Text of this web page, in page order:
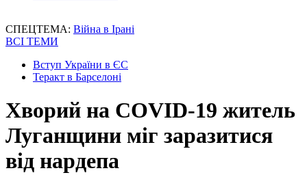
СПЕЦТЕМА: Війна в Ірані
ВСІ ТЕМИ
Вступ України в ЄС
Теракт в Барселоні
Хворий на COVID-19 житель
Луганщини міг заразитися
від нардепа